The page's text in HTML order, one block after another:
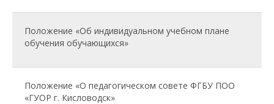
Положение «Об индивидуальном учебном плане
обучения обучающихся»
Положение «О педагогическом совете ФГБУ ПОО
«ГУОР г. Кисловодск»